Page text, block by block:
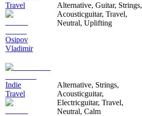
Travel
Osipov
Vladimir
Alternative, Guitar, Strings,
Acousticguitar, Travel,
Neutral, Uplifting
Indie
Travel
Alternative, Strings,
Acousticguitar,
Electricguitar, Travel,
Neutral, Calm